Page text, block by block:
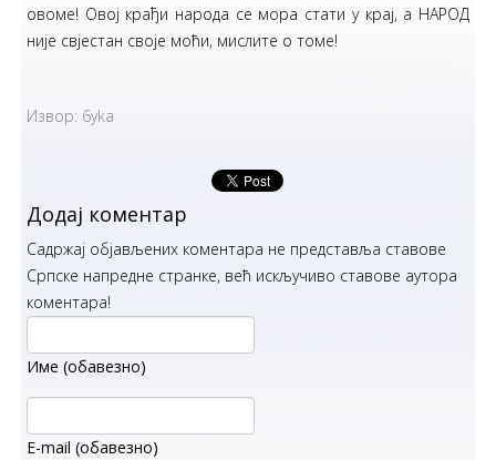
овоме! Овој крађи народа се мора стати у крај, а НАРОД
није свјестан своје моћи, мислите о томе!
Извор: 6yka
Додај коментар
Садржај објављених коментара не представља ставове
Српске напредне странке, већ искључиво ставове аутора
коментара!
Име (обавезно)
E-mail (обавезно)